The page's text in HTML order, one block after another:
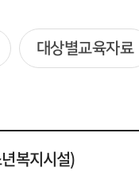
대상별교육자료
복지시설)